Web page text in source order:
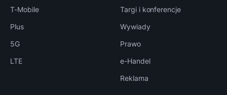
T-Mobile
Plus
5G
LTE
Targi i konferencje
Wywiady
Prawo
e-Handel
Reklama